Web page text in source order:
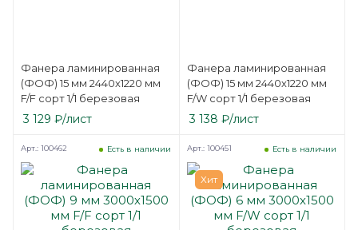
Фанера ламинированная
(ФОФ) 15 мм 2440х1220 мм
F/F сорт 1/1 березовая
3 129 ₽/лист
Фанера ламинированная
(ФОФ) 15 мм 2440х1220 мм
F/W сорт 1/1 березовая
3 138 ₽/лист
Есть в наличии
Арт.: 100462
Хит
Есть в наличии
Арт.: 100451